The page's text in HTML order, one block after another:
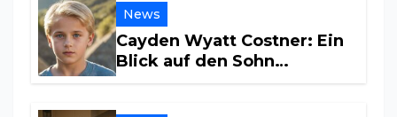
News
Cayden Wyatt Costner: Ein
Blick auf den Sohn